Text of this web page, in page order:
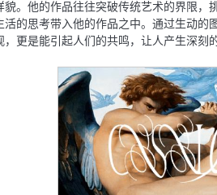
貌。他的作品往往突破传统艺术的界限
活的思考带⼊他的作品之中。通过⽣动
，更是能引起⼈们的共鸣，让⼈产⽣深刻